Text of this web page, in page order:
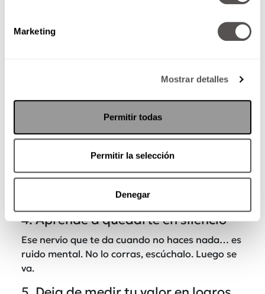
Marketing
Mostrar detalles
Permitir todas
Permitir la selección
Denegar
sintiéndome culpable mientras descanso?” Si es
lo segundo, haz una pausa real.
4. Aprende a quedarte en silencio
Ese nervio que te da cuando no haces nada… es
ruido mental. No lo corras, escúchalo. Luego se
va.